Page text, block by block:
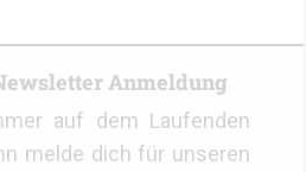
Anmeldung
auf dem Laufenden
melde dich für unseren